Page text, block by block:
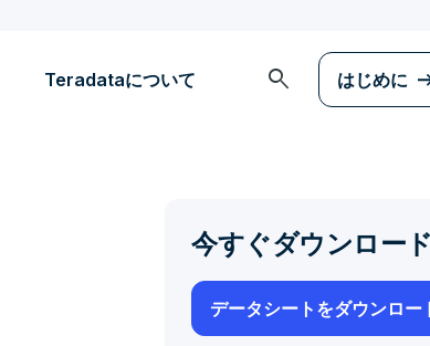
Teradataについて search はじめに
今すぐダウンロー
データシートをダウンロー